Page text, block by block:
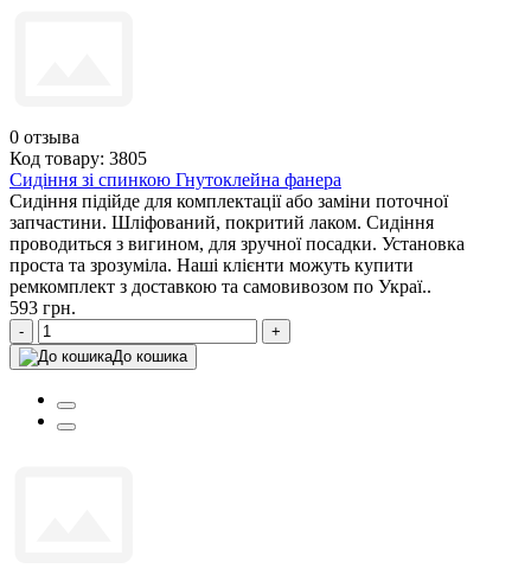
0 отзыва
Код товару: 3805
Сидіння зі спинкою Гнутоклейна фанера
Сидіння підійде для комплектації або заміни поточної
запчастини. Шліфований, покритий лаком. Сидіння
проводиться з вигином, для зручної посадки. Установка
проста та зрозуміла. Наші клієнти можуть купити
ремкомплект з доставкою та самовивозом по Украї..
593 грн.
-
+
До кошика